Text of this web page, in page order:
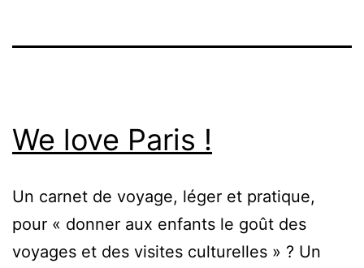
We love Paris !
Un carnet de voyage, léger et pratique,
pour « donner aux enfants le goût des
voyages et des visites culturelles » ? Un